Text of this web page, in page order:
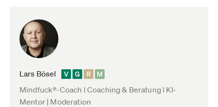
Lars Bösel
Mindfuck®-Coach l Coaching & Beratung l KI-
Mentor | Moderation